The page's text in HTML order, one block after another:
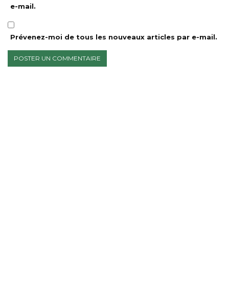
e-mail.
Prévenez-moi de tous les nouveaux articles par e-mail.